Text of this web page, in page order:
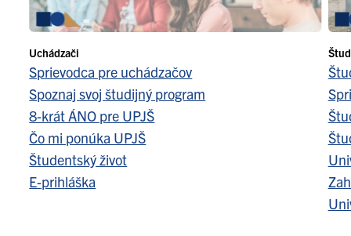
Uchádzači
Sprievodca pre uchádzačov
Spoznaj svoj študijný program
8-krát ÁNO pre UPJŠ
Čo mi ponúka UPJŠ
Študentský život
E-prihláška